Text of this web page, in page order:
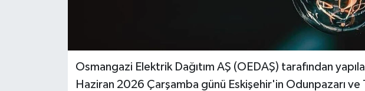
Osmangazi Elektrik Dağıtım AŞ (OEDAŞ) tarafından
Haziran 2026 Çarşamba günü Eskişehir'in Odunpazarı ve